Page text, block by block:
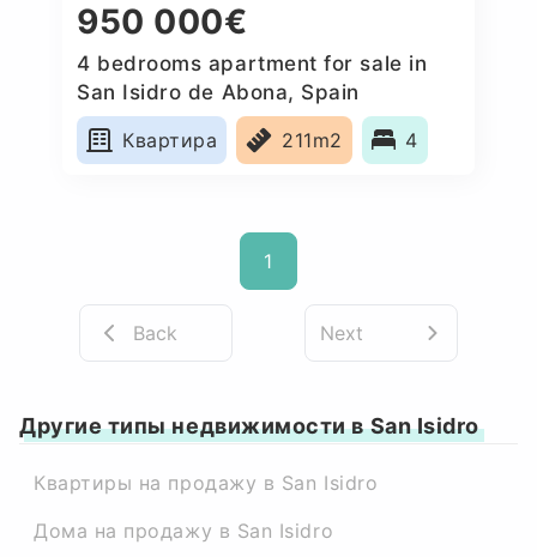
950 000€
4 bedrooms apartment for sale in
San Isidro de Abona, Spain
Квартира
211m2 4
1
Back Next
Другие типы недвижимости в San Isidro
Квартиры на продажу в San Isidro
Дома на продажу в San Isidro